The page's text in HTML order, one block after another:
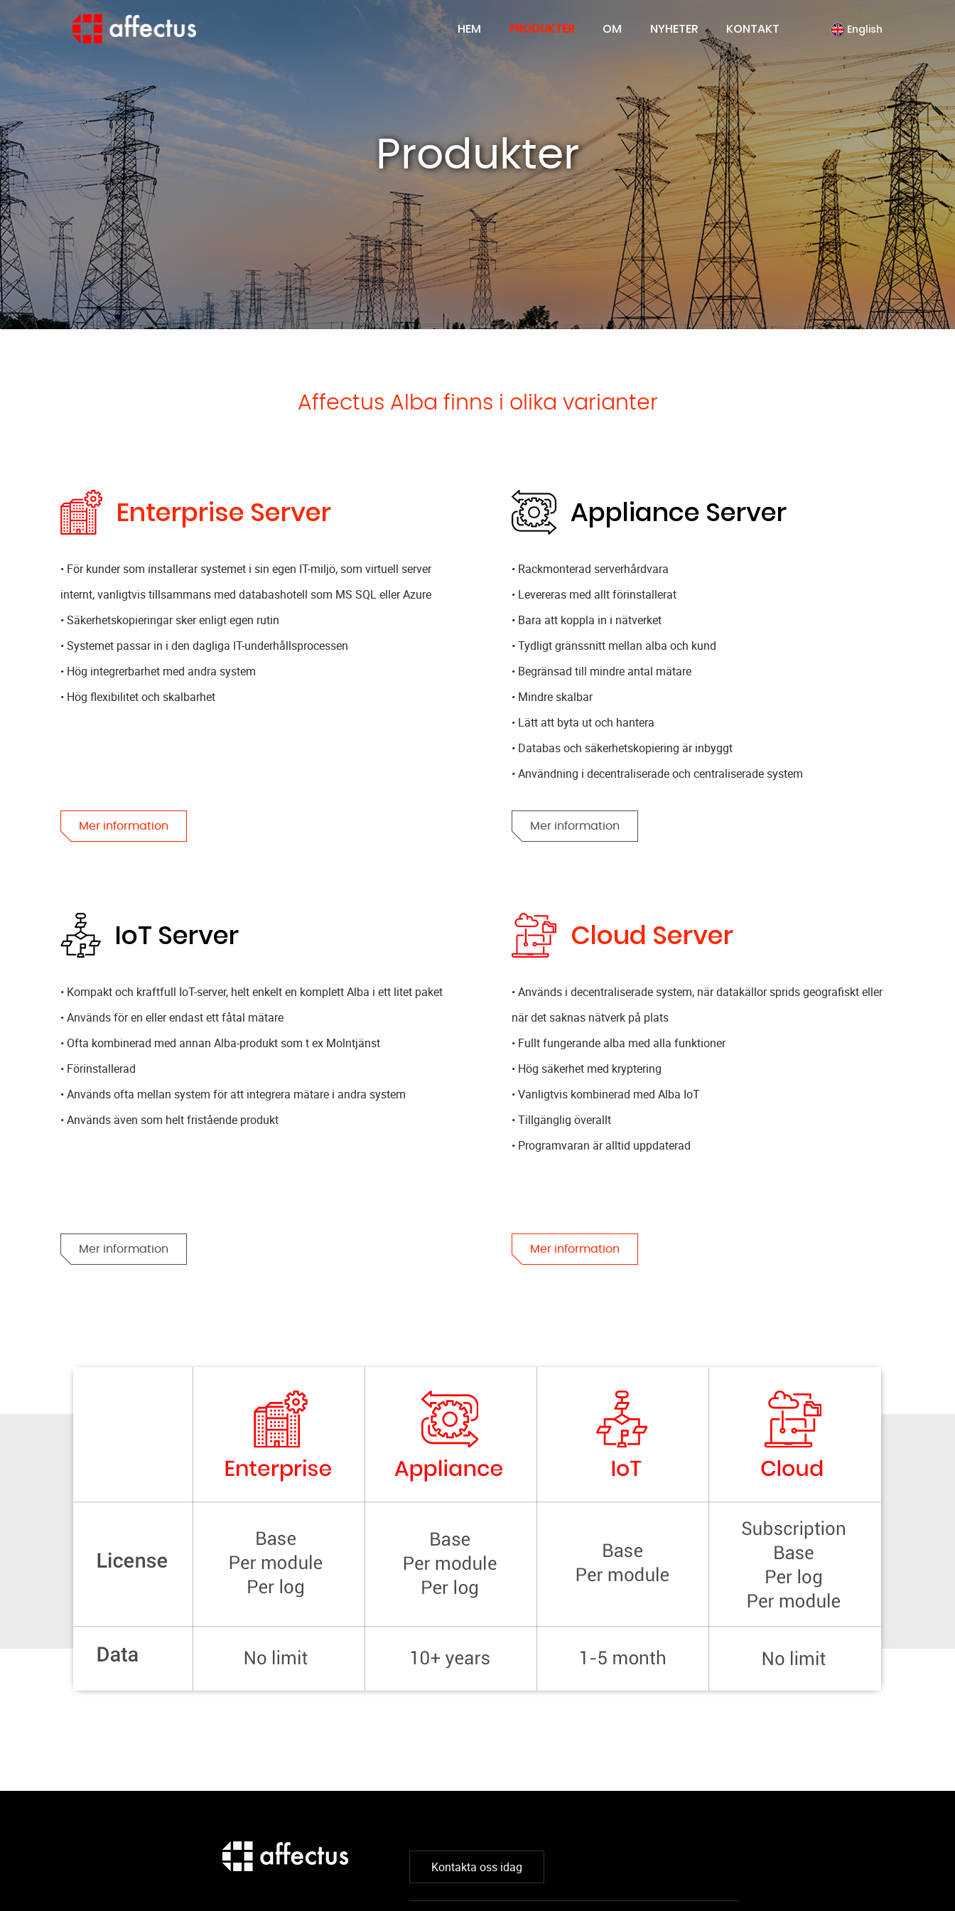
HEM PRODUKTER OM NYHETER KONTAKT English
Produkter
Affectus Alba finns i olika varianter
Enterprise Server
• För kunder som installerar systemet i sin egen IT-miljö, som virtuell server
internt, vanligtvis tillsammans med databashotell som MS SQL eller Azure
• Säkerhetskopieringar sker enligt egen rutin
• Systemet passar in i den dagliga IT-underhållsprocessen
• Hög integrerbarhet med andra system
• Hög flexibilitet och skalbarhet
Mer information
Appliance Server
• Rackmonterad serverhårdvara
• Levereras med allt förinstallerat
• Bara att koppla in i nätverket
• Tydligt gränssnitt mellan alba och kund
• Begränsad till mindre antal mätare
• Mindre skalbar
• Lätt att byta ut och hantera
• Databas och säkerhetskopiering är inbyggt
• Användning i decentraliserade och centraliserade system
Mer information
IoT Server
• Kompakt och kraftfull IoT-server, helt enkelt en komplett Alba i ett litet paket
• Används för en eller endast ett fåtal mätare
• Ofta kombinerad med annan Alba-produkt som t ex Molntjänst
• Förinstallerad
• Används ofta mellan system för att integrera mätare i andra system
• Används även som helt fristående produkt
Mer information
Cloud Server
• Används i decentraliserade system, när datakällor sprids geografiskt eller
när det saknas nätverk på plats
• Fullt fungerande alba med alla funktioner
• Hög säkerhet med kryptering
• Vanligtvis kombinerad med Alba IoT
• Tillgänglig överallt
• Programvaran är alltid uppdaterad
Mer information
Kontakta oss idag